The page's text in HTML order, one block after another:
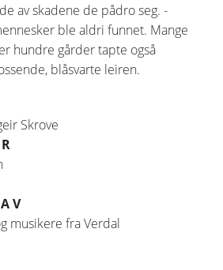
av skadene de pådro seg.
ble aldri funnet. Mange
hundre gårder tapte også
blåsvarte leiren.
Skrove
A V
musikere fra Verdal